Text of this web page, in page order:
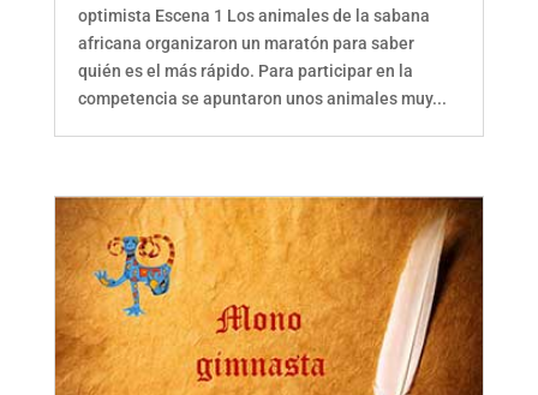
optimista Escena 1 Los animales de la sabana
africana organizaron un maratón para saber
quién es el más rápido. Para participar en la
competencia se apuntaron unos animales muy...